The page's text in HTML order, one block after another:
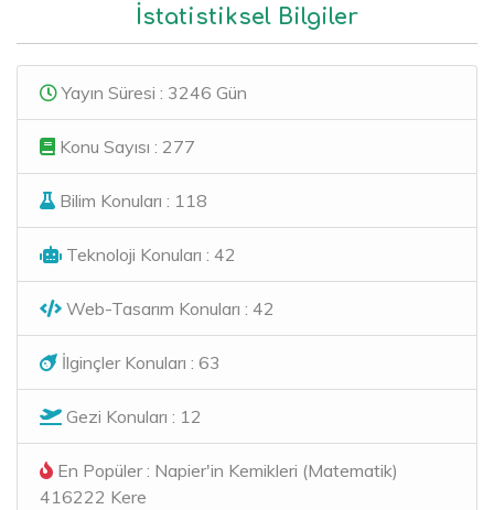
İstatistiksel Bilgiler
Yayın Süresi : 3246 Gün
Konu Sayısı : 277
Bilim Konuları : 118
Teknoloji Konuları : 42
Web-Tasarım Konuları : 42
İlginçler Konuları : 63
Gezi Konuları : 12
En Popüler : Napier'in Kemikleri (Matematik)
416222 Kere